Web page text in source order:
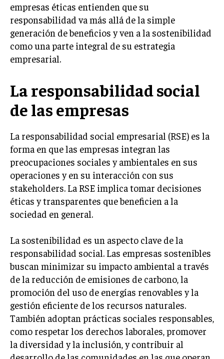
ANÁLISIS DE COMPETENCIA
GESTIÓN DE CLIENTES
EMPRENDIMIENTO
INNOVACIÓN EMPRESARIAL
LIDERAZGO
HABILIDADES DIRECTIVAS
EMPRENDIMIENTO
PLANIFICACIÓN EMPRESARIAL
FINANZAS
FINANZAS Y CONTABILIDAD
GESTIÓN DE RECURSOS FINANCIEROS
CONTABILIDAD EMPRESARIAL
ECONOMÍA EMPRESARIAL
INTERNACIONAL
NEGOCIOS INTERNACIONALES
COMERCIO INTERNACIONAL
EXPANSIÓN GLOBAL
IMPORTACIÓN Y EXPORTACIÓN
empresas éticas entienden que su
responsabilidad va más allá de la simple
generación de beneficios y ven a la sostenibilidad
como una parte integral de su estrategia
empresarial.
La responsabilidad social
de las empresas
La responsabilidad social empresarial (RSE) es la
forma en que las empresas integran las
preocupaciones sociales y ambientales en sus
operaciones y en su interacción con sus
stakeholders. La RSE implica tomar decisiones
éticas y transparentes que beneficien a la
sociedad en general.
La sostenibilidad es un aspecto clave de la
responsabilidad social. Las empresas sostenibles
buscan minimizar su impacto ambiental a través
de la reducción de emisiones de carbono, la
promoción del uso de energías renovables y la
gestión eficiente de los recursos naturales.
También adoptan prácticas sociales responsables,
como respetar los derechos laborales, promover
la diversidad y la inclusión, y contribuir al